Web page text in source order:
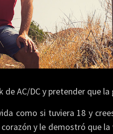
AC/DC y pretender que
como si tuviera 18 y
y le demostró que